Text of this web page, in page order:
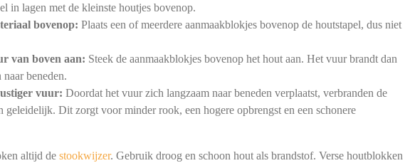
in lagen met de kleinste houtjes bovenop.
bovenop: Plaats een of meerdere aanmaakblokjes bovenop de houtstapel, dus niet
van boven aan: Steek de aanmaakblokjes bovenop het hout aan. Het vuur brandt dan
beneden.
vuur: Doordat het vuur zich langzaam naar beneden verplaatst, verbranden de
geleidelijk. Dit zorgt voor minder rook, een hogere opbrengst en een schonere
altijd de stookwijzer. Gebruik droog en schoon hout als brandstof. Verse houtblokken